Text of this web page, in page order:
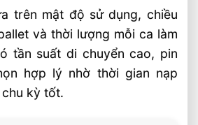
trên mật độ sử dụng, chiều
và thời lượng mỗi ca làm
tần suất di chuyển cao, pin
hợp lý nhờ thời gian nạp
kỳ tốt.